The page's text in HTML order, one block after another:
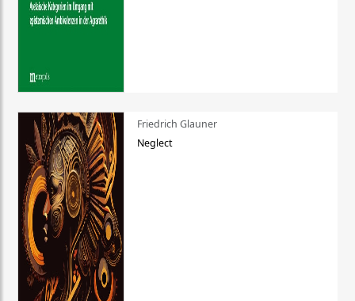
Friedrich Glauner
Neglect